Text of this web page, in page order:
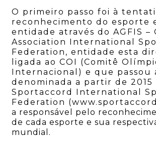
O primeiro passo foi à
reconhecimento do esporte
entidade através do AGFIS –
Association International
Federation, entidade esta
ligada ao COI (Comitê
Internacional) e que passou
denominada a partir de 2015
Sportaccord International
Federation
a responsável pelo
de cada esporte e sua
mundial.